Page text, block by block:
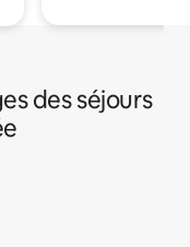
des séjours